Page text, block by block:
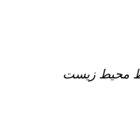
محیط زیست